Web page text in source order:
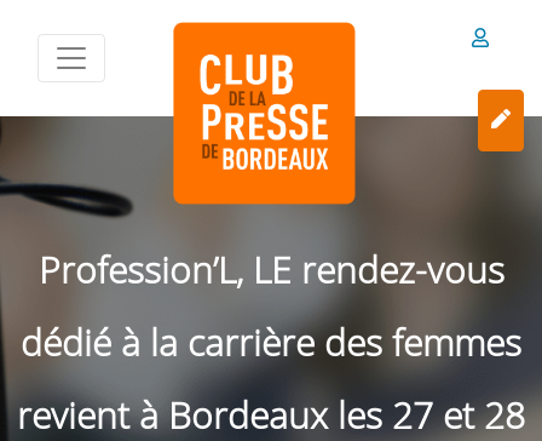
Profession’L, LE rendez-vous
dédié à la carrière des femmes
revient à Bordeaux les 27 et 28